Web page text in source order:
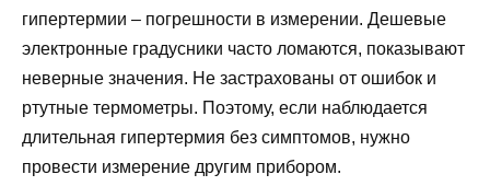
гипертермии – погрешности в измерении. Дешевые
электронные градусники часто ломаются, показывают
неверные значения. Не застрахованы от ошибок и
ртутные термометры. Поэтому, если наблюдается
длительная гипертермия без симптомов, нужно
провести измерение другим прибором.